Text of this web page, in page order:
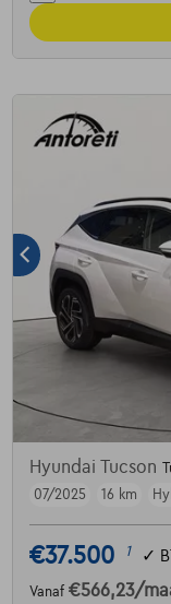
Hyundai Tucson
07/2025
16 km
€37.500 1 ✓
Vanaf €566,23/